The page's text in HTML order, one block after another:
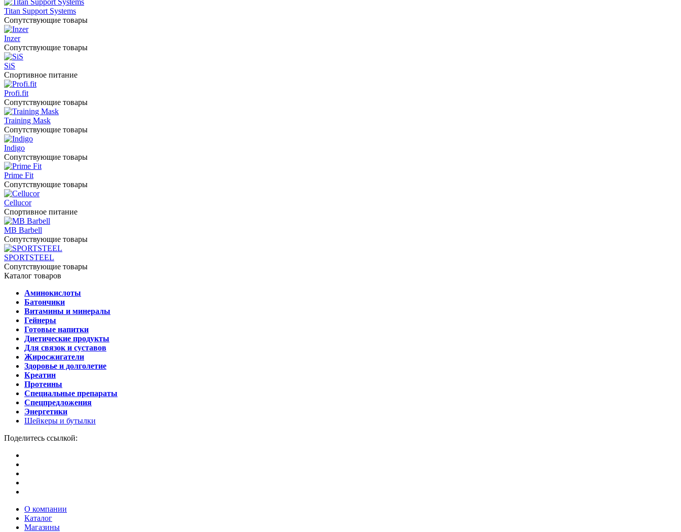
Titan Support Systems
Сопутствующие товары
Inzer
Сопутствующие товары
SiS
Спортивное питание
Profi.fit
Сопутствующие товары
Training Mask
Сопутствующие товары
Indigo
Сопутствующие товары
Prime Fit
Сопутствующие товары
Cellucor
Спортивное питание
MB Barbell
Сопутствующие товары
SPORTSTEEL
Сопутствующие товары
Каталог товаров
Аминокислоты
Батончики
Витамины и минералы
Гейнеры
Готовые напитки
Диетические продукты
Для связок и суставов
Жиросжигатели
Здоровье и долголетие
Креатин
Протеины
Специальные препараты
Спецпредложения
Энергетики
Шейкеры и бутылки
Поделитесь ссылкой:
О компании
Каталог
Магазины